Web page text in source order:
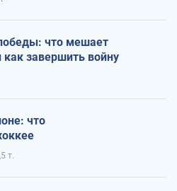
что мешает
завершить войну
что
т.